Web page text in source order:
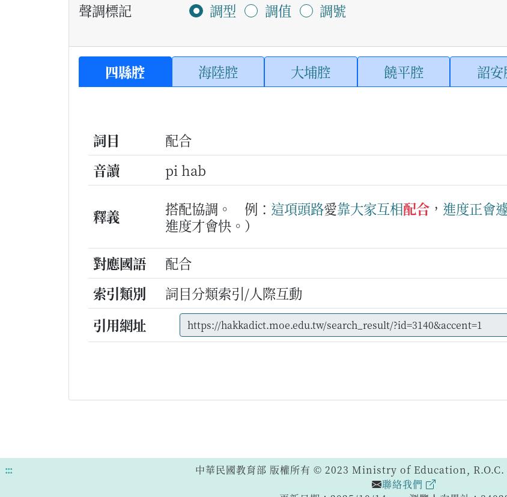
聲調標記 調型 調值 調號
四縣腔 海陸腔 大埔腔 饒平腔 詔
詞目
配合
音讀
pi hab
釋義 搭配協調。 例： 這項頭路愛靠大家互相配合 ， 進度正會
進度才會快。）
對應國語
配合
索引類別
詞目分類索引/人際互動
引用網址
:::
中華民國教育部 版權所有 © 2023 Ministry of Education,
聯絡我們